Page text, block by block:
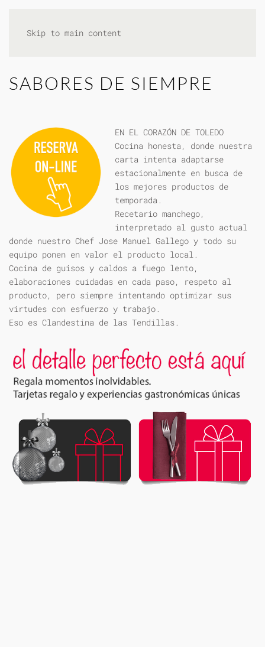
Skip to main content
SABORES DE SIEMPRE
EN EL CORAZÓN DE TOLEDO
Cocina honesta, donde nuestra
carta intenta adaptarse
estacionalmente en busca de
los mejores productos de
temporada.
Recetario manchego,
interpretado al gusto actual
donde nuestro Chef Jose Manuel Gallego y todo su
equipo ponen en valor el producto local.
Cocina de guisos y caldos a fuego lento,
elaboraciones cuidadas en cada paso, respeto al
producto, pero siempre intentando optimizar sus
virtudes con esfuerzo y trabajo.
Eso es Clandestina de las Tendillas.